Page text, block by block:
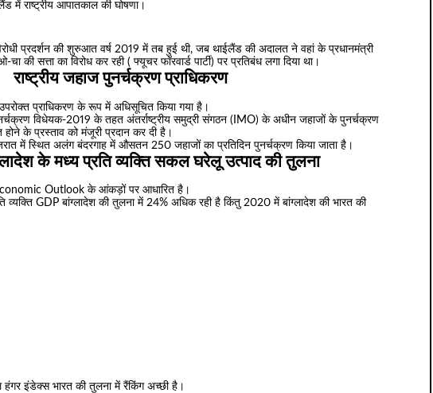
में राष्ट्रीय आपातकाल की घोषणा।
प्रदर्शन की शुरुआत वर्ष 2019 में तब हुई थी, जब थाईलैंड की अदालत ने वहां के प्रधानमंत्री
की सत्ता का विरोध कर रही ( फ्यूचर फॉरवार्ड पार्टी) पर प्रतिबंध लगा दिया था।
राष्ट्रीय जहाज पुनर्चक्रण प्राधिकरण
प्राधिकरण के रूप में अधिसूचित किया गया है।
विधेयक-2019 के तहत अंतर्राष्ट्रीय समुद्री संगठन (IMO) के अधीन जहाजों के पुनर्चक्रण
के प्रस्ताव को मंजूरी प्रदान कर दी है।
में स्थित अलंग बंदरगाह में औसतन 250 जहाजों का प्रतिदिन पुनर्चक्रण किया जाता है।
के मध्य प्रति व्यक्ति सकल घरेलू उत्पाद की तुलना
Outlook के आंकड़ों पर आधारित है।
व्यक्ति GDP बांग्लादेश की तुलना में 24% अधिक रही है किंतु 2020 में बांग्लादेश की भारत की
हंगर इंडेक्स भारत की तुलना में रैंकिंग अच्छी है।